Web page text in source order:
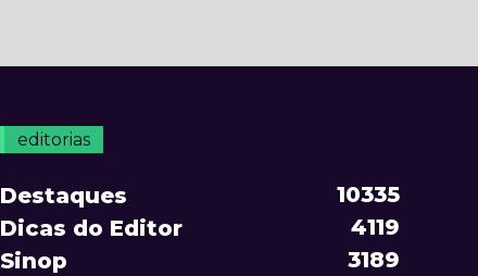
editorias
Destaques
10335
Dicas do Editor
4119
Sinop
3189